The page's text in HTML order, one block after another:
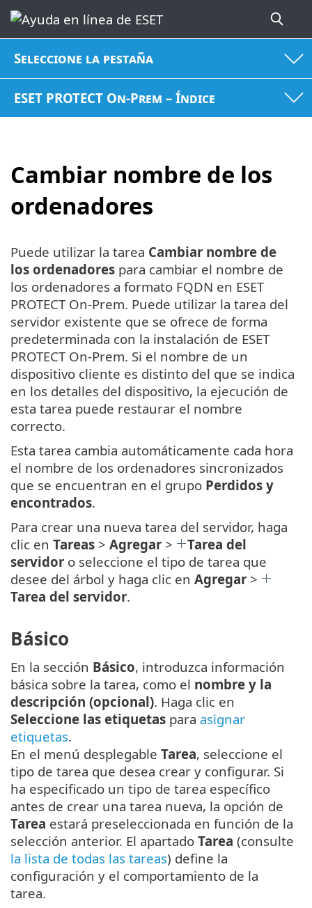
Seleccione la pestaña
ESET PROTECT On-Prem – Índice
Cambiar nombre de los
ordenadores
Puede utilizar la tarea Cambiar nombre de
los ordenadores para cambiar el nombre de
los ordenadores a formato FQDN en ESET
PROTECT On-Prem. Puede utilizar la tarea del
servidor existente que se ofrece de forma
predeterminada con la instalación de ESET
PROTECT On-Prem. Si el nombre de un
dispositivo cliente es distinto del que se indica
en los detalles del dispositivo, la ejecución de
esta tarea puede restaurar el nombre
correcto.
Esta tarea cambia automáticamente cada hora
el nombre de los ordenadores sincronizados
que se encuentran en el grupo Perdidos y
encontrados.
Para crear una nueva tarea del servidor, haga
clic en Tareas > Agregar >
Tarea del
servidor o seleccione el tipo de tarea que
desee del árbol y haga clic en Agregar >
Tarea del servidor.
Básico
En la sección Básico, introduzca información
básica sobre la tarea, como el nombre y la
descripción (opcional). Haga clic en
Seleccione las etiquetas para asignar
etiquetas.
En el menú desplegable Tarea, seleccione el
tipo de tarea que desea crear y configurar. Si
ha especificado un tipo de tarea específico
antes de crear una tarea nueva, la opción de
Tarea estará preseleccionada en función de la
selección anterior. El apartado Tarea (consulte
la lista de todas las tareas) define la
configuración y el comportamiento de la
tarea.